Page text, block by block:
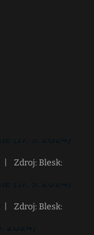
Zdroj: Blesk:
Zdroj: Blesk: